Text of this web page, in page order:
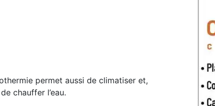
permet aussi de climatiser et,
chauffer l’eau.